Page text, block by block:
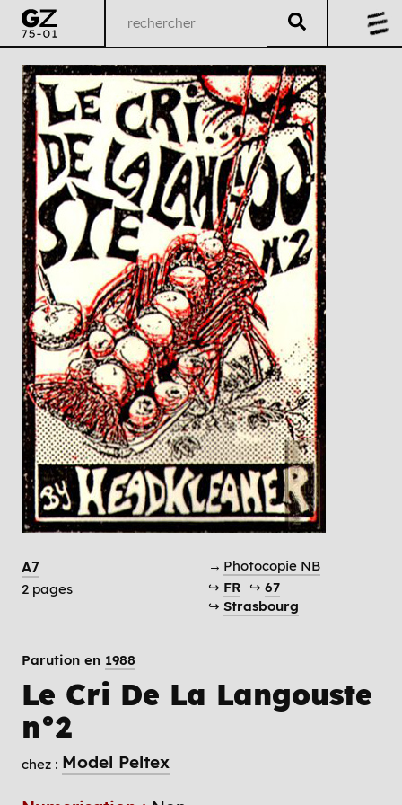
A7
2 pages
→ Photocopie NB
↪ FR ↪ 67
↪ Strasbourg
Parution en 1988
Le Cri De La Langouste
n°2
chez : Model Peltex